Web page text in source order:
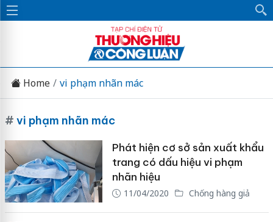
Home vi phạm nhãn mác
# vi phạm nhãn mác
Phát hiện cơ sở sản xuất khẩu
trang có dấu hiệu vi phạm
nhãn hiệu
11/04/2020 Chống hàng giả